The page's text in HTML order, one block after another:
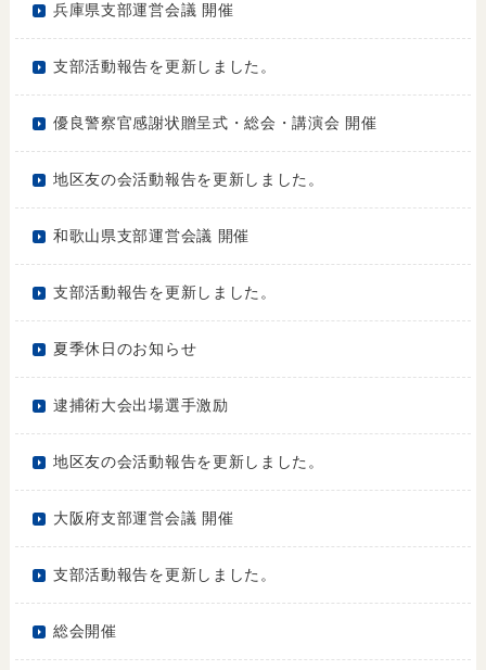
兵庫県支部運営会議 開催
支部活動報告を更新しました。
優良警察官感謝状贈呈式・総会・講演会 開催
地区友の会活動報告を更新しました。
和歌山県支部運営会議 開催
支部活動報告を更新しました。
夏季休日のお知らせ
逮捕術大会出場選手激励
地区友の会活動報告を更新しました。
大阪府支部運営会議 開催
支部活動報告を更新しました。
総会開催